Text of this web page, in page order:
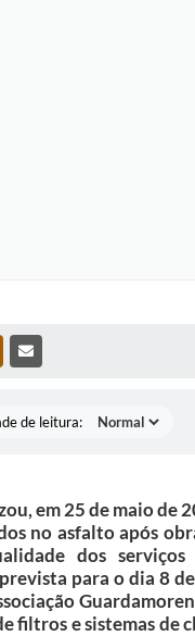
OUTRAS MÍDIAS
de leitura:
em 25 de maio de
no asfalto após
dos
para o dia 8
filtros e sistemas